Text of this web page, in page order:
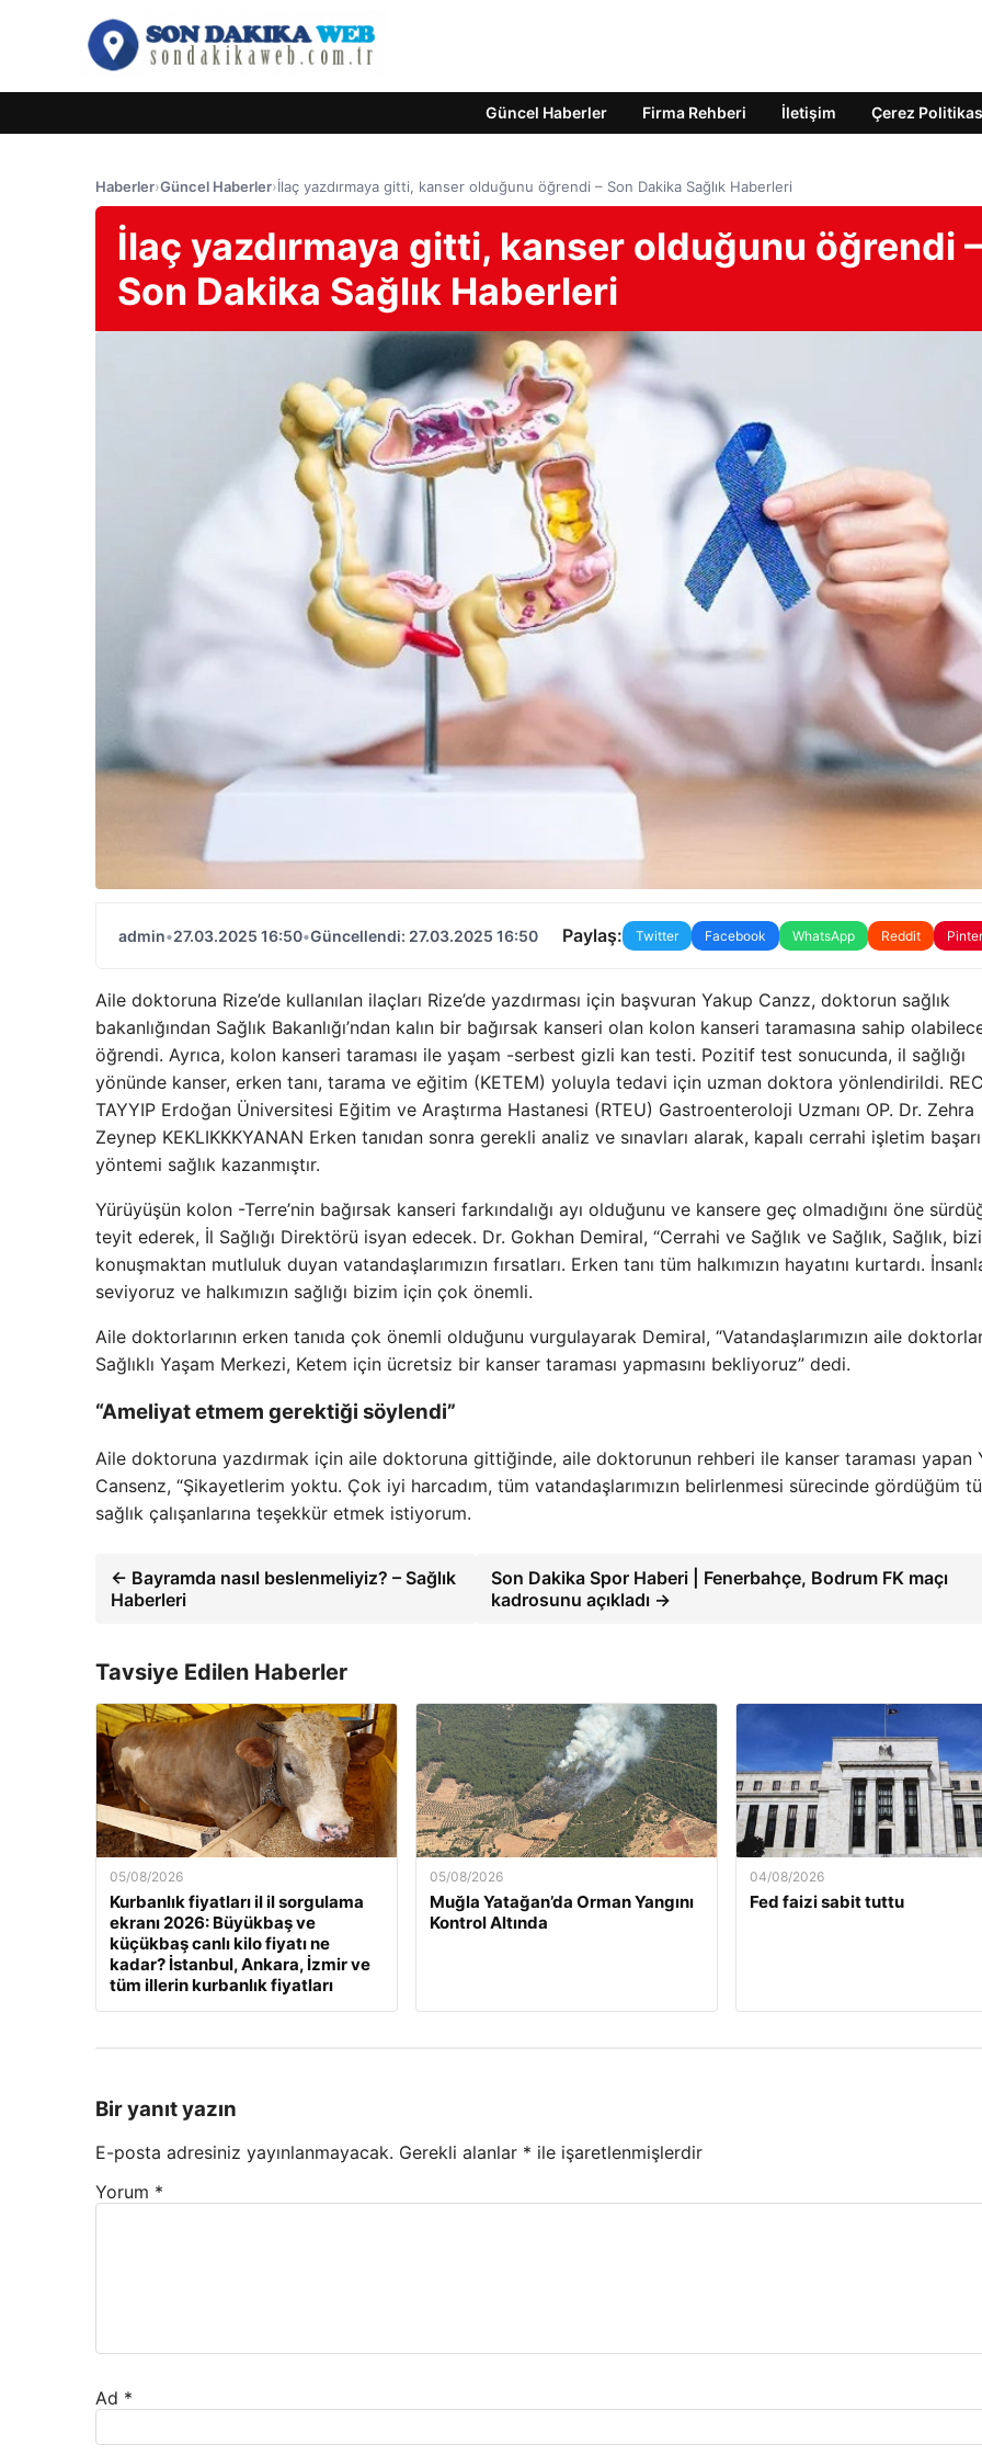
Güncel Haberler Firma Rehberi İletişim Çerez
Haberler›Güncel Haberler›İlaç yazdırmaya gitti, kanser olduğunu öğrendi – Son Dakika Sağlık Haberleri
İlaç yazdırmaya gitti, kanser olduğunu öğrendi –
Son Dakika Sağlık Haberleri
admin•27.03.2025 16:50•Güncellendi: 27.03.2025 16:50 Paylaş: Twitter Facebook WhatsApp Reddit
Aile doktoruna Rize’de kullanılan ilaçları Rize’de yazdırması için başvuran Yakup Canzz, doktorun sağlık
bakanlığından Sağlık Bakanlığı’ndan kalın bir bağırsak kanseri olan kolon kanseri taramasına sahip
öğrendi. Ayrıca, kolon kanseri taraması ile yaşam -serbest gizli kan testi. Pozitif test sonucunda, il sağlığı
yönünde kanser, erken tanı, tarama ve eğitim (KETEM) yoluyla tedavi için uzman doktora yönlendirildi.
TAYYIP Erdoğan Üniversitesi Eğitim ve Araştırma Hastanesi (RTEU) Gastroenteroloji Uzmanı OP. Dr. Zehra
Zeynep KEKLIKKKYANAN Erken tanıdan sonra gerekli analiz ve sınavları alarak, kapalı cerrahi işletim başarı
yöntemi sağlık kazanmıştır.
Yürüyüşün kolon -Terre’nin bağırsak kanseri farkındalığı ayı olduğunu ve kansere geç olmadığını öne
teyit ederek, İl Sağlığı Direktörü isyan edecek. Dr. Gokhan Demiral, “Cerrahi ve Sağlık ve Sağlık, Sağlık,
konuşmaktan mutluluk duyan vatandaşlarımızın fırsatları. Erken tanı tüm halkımızın hayatını kurtardı.
seviyoruz ve halkımızın sağlığı bizim için çok önemli.
Aile doktorlarının erken tanıda çok önemli olduğunu vurgulayarak Demiral, “Vatandaşlarımızın aile
Sağlıklı Yaşam Merkezi, Ketem için ücretsiz bir kanser taraması yapmasını bekliyoruz” dedi.
“Ameliyat etmem gerektiği söylendi”
Aile doktoruna yazdırmak için aile doktoruna gittiğinde, aile doktorunun rehberi ile kanser taraması yapan
Cansenz, “Şikayetlerim yoktu. Çok iyi harcadım, tüm vatandaşlarımızın belirlenmesi sürecinde gördüğüm
sağlık çalışanlarına teşekkür etmek istiyorum.
← Bayramda nasıl beslenmeliyiz? – Sağlık
Haberleri
Son Dakika Spor Haberi | Fenerbahçe, Bodrum FK maçı
kadrosunu açıkladı →
Tavsiye Edilen Haberler
05/08/2026
Kurbanlık fiyatları il il sorgulama
ekranı 2026: Büyükbaş ve
küçükbaş canlı kilo fiyatı ne
kadar? İstanbul, Ankara, İzmir ve
tüm illerin kurbanlık fiyatları
05/08/2026
Muğla Yatağan’da Orman Yangını
Kontrol Altında
04/08/2026
Fed faizi sabit tuttu
Bir yanıt yazın
E-posta adresiniz yayınlanmayacak. Gerekli alanlar * ile işaretlenmişlerdir
Yorum *
Ad *